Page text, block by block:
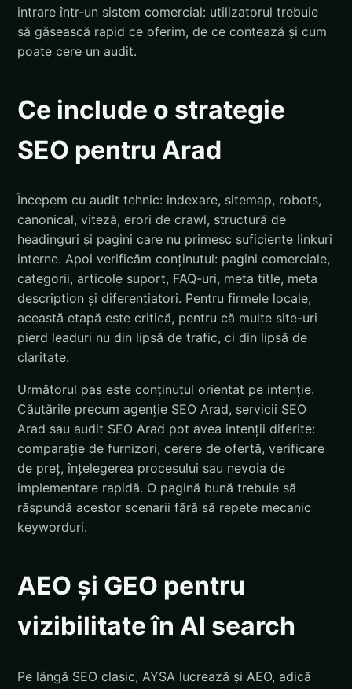
intrare într-un sistem comercial: utilizatorul trebuie
să găsească rapid ce oferim, de ce contează și cum
poate cere un audit.
Ce include o strategie
SEO pentru Arad
Începem cu audit tehnic: indexare, sitemap, robots,
canonical, viteză, erori de crawl, structură de
headinguri și pagini care nu primesc suficiente linkuri
interne. Apoi verificăm conținutul: pagini comerciale,
categorii, articole suport, FAQ-uri, meta title, meta
description și diferențiatori. Pentru firmele locale,
această etapă este critică, pentru că multe site-uri
pierd leaduri nu din lipsă de trafic, ci din lipsă de
claritate.
Următorul pas este conținutul orientat pe intenție.
Căutările precum agenție SEO Arad, servicii SEO
Arad sau audit SEO Arad pot avea intenții diferite:
comparație de furnizori, cerere de ofertă, verificare
de preț, înțelegerea procesului sau nevoia de
implementare rapidă. O pagină bună trebuie să
răspundă acestor scenarii fără să repete mecanic
keyworduri.
AEO și GEO pentru
vizibilitate în AI search
Pe lângă SEO clasic, AYSA lucrează și AEO, adică